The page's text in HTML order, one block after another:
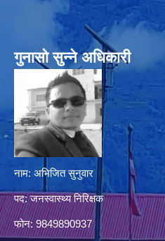
गुनासो सुन्‍ने अधिकारी
नाम: अभिजित सुनुवार
पद: जनस्वास्थ्य निरिक्षक
फोन: 9849890937